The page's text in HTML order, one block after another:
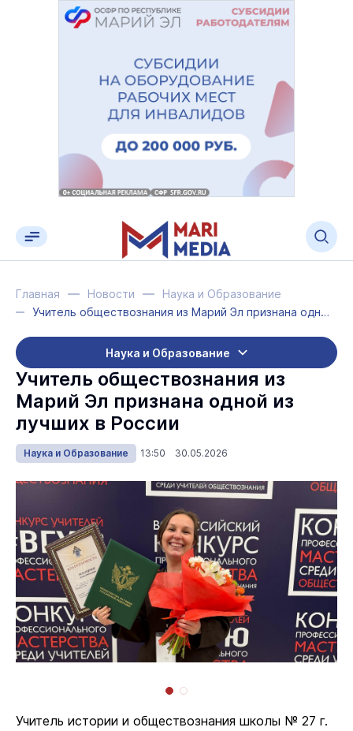
Главная Новости
Наука и Образование
Учитель обществознания из Марий Эл признана одной из лучших в России
Наука и Образование
Учитель обществознания из
Марий Эл признана одной из
лучших в России
Наука и Образование 13:50 30.05.2026
Учитель истории и обществознания школы № 27 г.